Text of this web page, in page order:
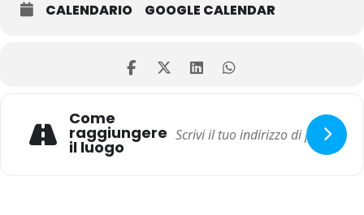
CALENDARIO GOOGLE CALENDAR
Come
raggiungere
il luogo